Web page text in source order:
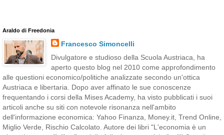
Araldo di Freedonia
Francesco Simoncelli
Divulgatore e studioso della Scuola Austriaca, ha
aperto questo blog nel 2010 come approfondimento
alle questioni economico/politiche analizzate secondo un'ottica
Austriaca e libertaria. Dopo aver affinato le sue conoscenze
frequentando i corsi della Mises Academy, ha visto pubblicati i suoi
articoli anche su siti con notevole risonanza nell'ambito
dell'informazione economica: Yahoo Finanza, Money.it, Trend Online,
Miglio Verde, Rischio Calcolato. Autore dei libri "L'economia è un